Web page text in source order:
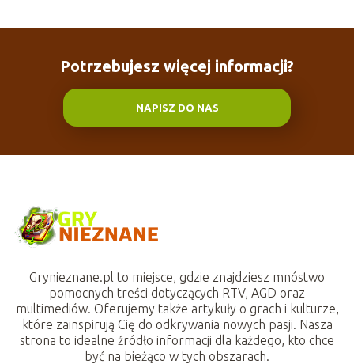
Potrzebujesz więcej informacji?
NAPISZ DO NAS
Grynieznane.pl to miejsce, gdzie znajdziesz mnóstwo
pomocnych treści dotyczących RTV, AGD oraz
multimediów. Oferujemy także artykuły o grach i kulturze,
które zainspirują Cię do odkrywania nowych pasji. Nasza
strona to idealne źródło informacji dla każdego, kto chce
być na bieżąco w tych obszarach.